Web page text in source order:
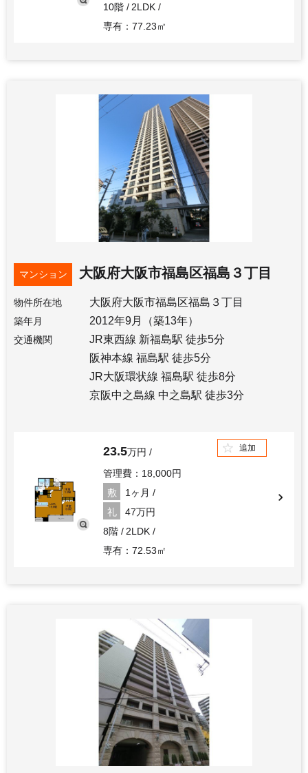
10階
2LDK
専有：77.23㎡
マンション 大阪府大阪市福島区福島３丁目
物件所在地 大阪府大阪市福島区福島３丁目
築年月 2012年9月（築13年）
交通機関
JR東西線 新福島駅 徒歩5分
阪神本線 福島駅 徒歩5分
JR大阪環状線 福島駅 徒歩8分
京阪中之島線 中之島駅 徒歩3分
23.5万円
管理費：18,000円
敷
1ヶ月
礼
47万円
8階
2LDK
専有：72.53㎡
追加